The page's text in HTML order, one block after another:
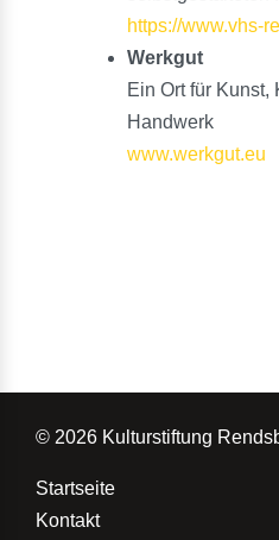
https://www.vhs-
Werkgut
Ein Ort für Kunst,
Handwerk
www.werkgut.eu
© 2026 Kulturstiftung
Startseite
Kontakt